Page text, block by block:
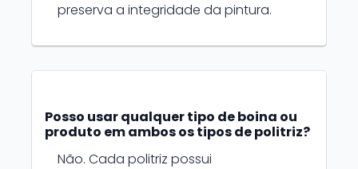
preserva a integridade da pintura.
Posso usar qualquer tipo de boina ou
produto em ambos os tipos de politriz?
Não. Cada politriz possui